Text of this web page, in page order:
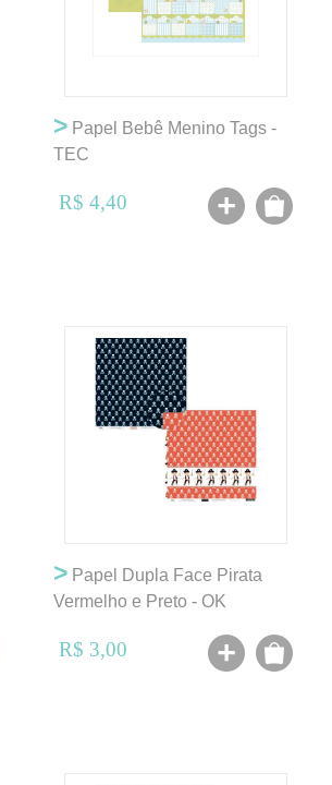
> Papel Bebê Menino Tags -
TEC
R$ 4,40
> Papel Dupla Face Pirata
Vermelho e Preto - OK
R$ 3,00